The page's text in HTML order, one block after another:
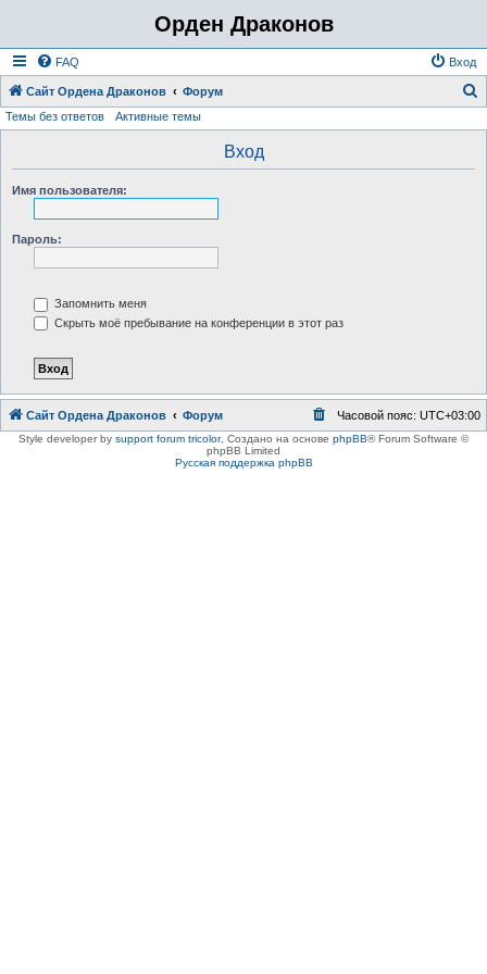
Орден Драконов
FAQ Вход
Сайт Ордена Драконов Форум
Темы без ответов Активные темы
Вход
Имя пользователя:
Пароль:
Запомнить меня
Скрыть моё пребывание на конференции в этот раз
Сайт Ордена Драконов Форум Часовой пояс: UTC+03:00
Style developer by support forum tricolor, Создано на основе phpBB® Forum Software ©
phpBB Limited
Русская поддержка phpBB